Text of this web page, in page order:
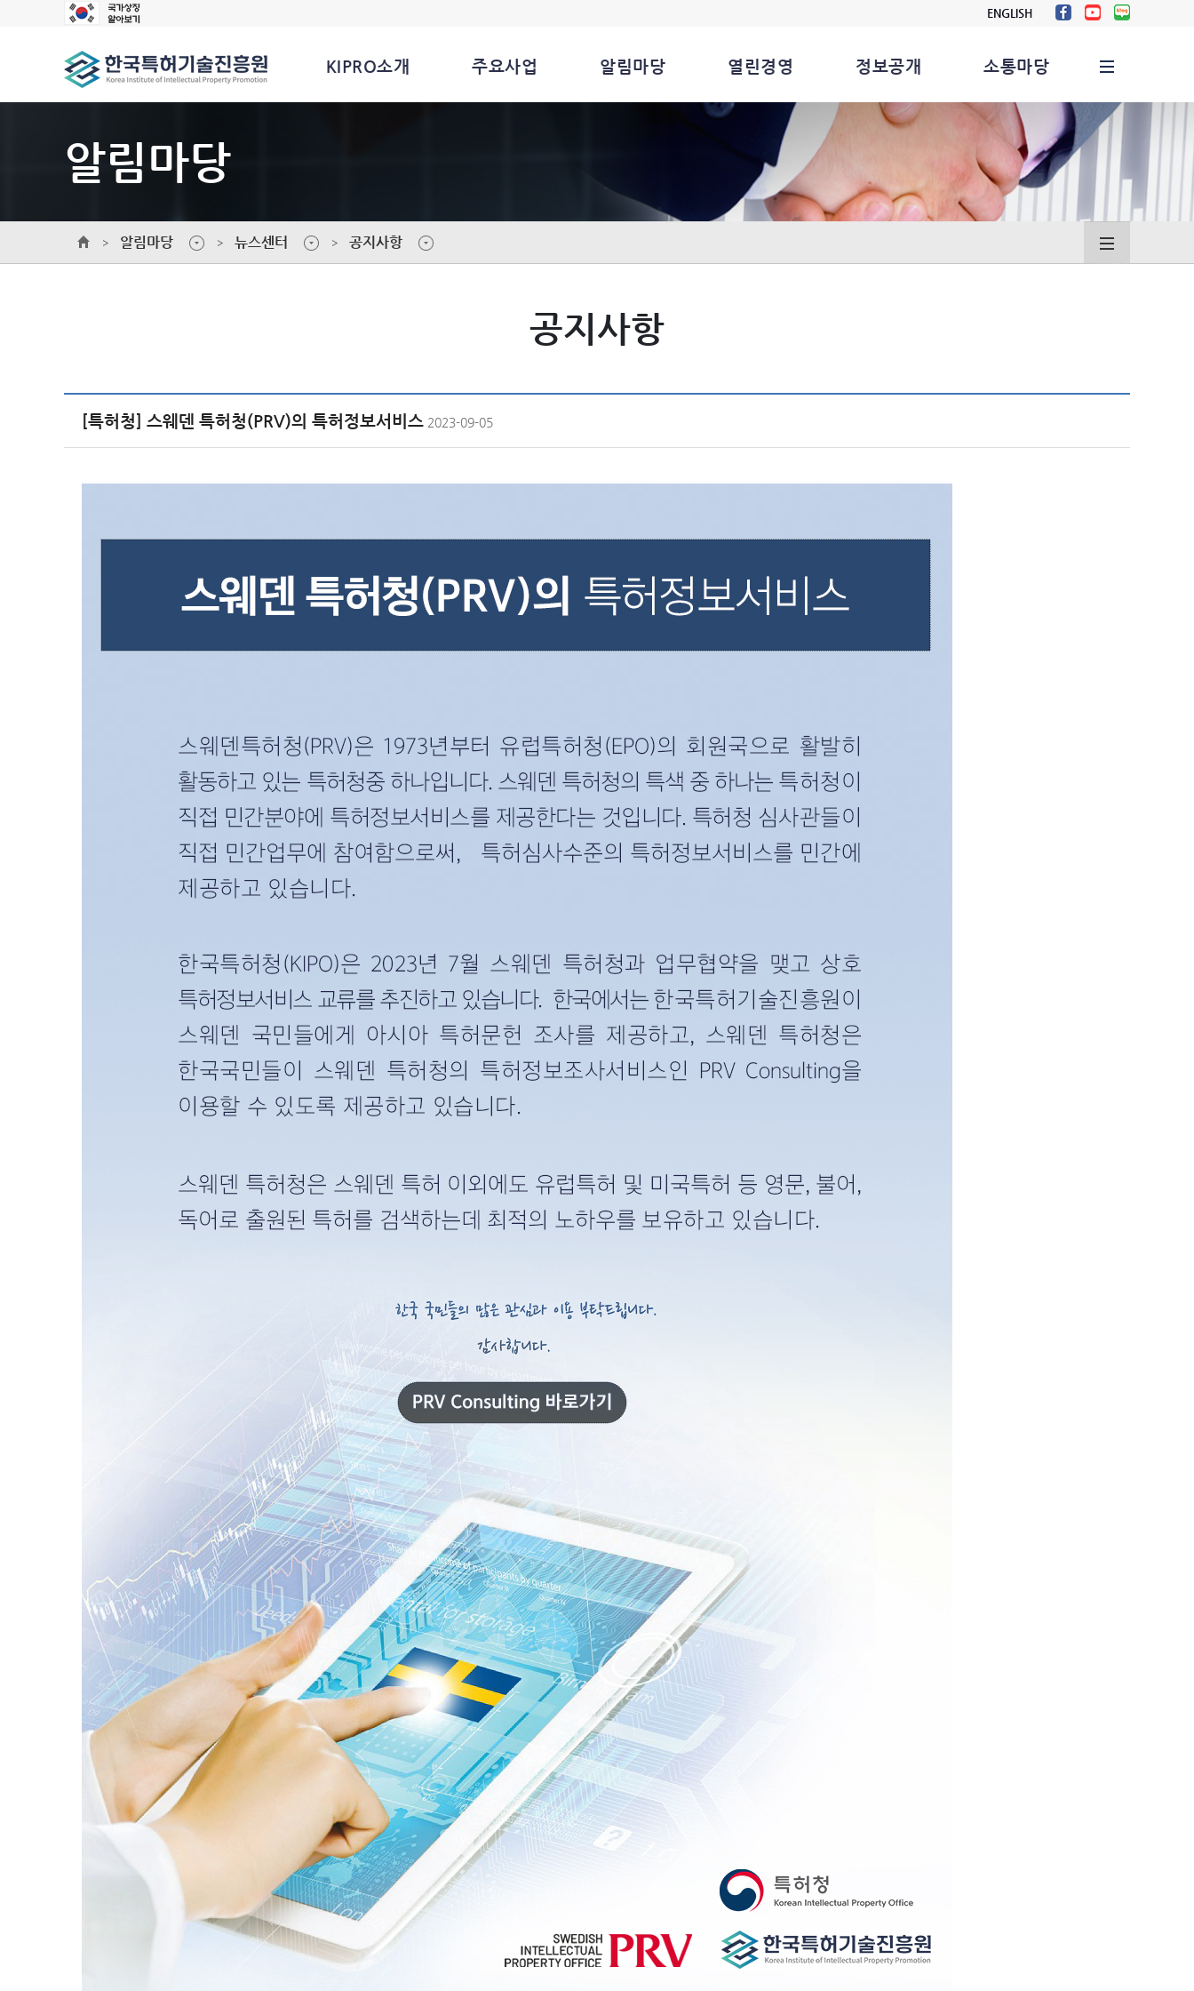
ENGLISH
KIPRO소개 주요사업 알림마당 열린경영 정보공개 소통마당
알림마당
알림마당 뉴스센터 공지사항
공지사항
[특허청] 스웨덴 특허청(PRV)의 특허정보서비스 2023-09-05